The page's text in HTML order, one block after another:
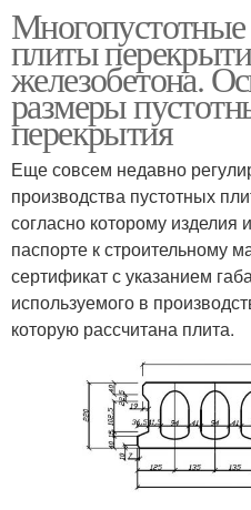
плиты
железобетона.
размеры
перекрытия
Еще совсем недавно
производства пустотных
согласно которому
паспорте к строительному
сертификат с указанием
используемого в
которую рассчитана плита.